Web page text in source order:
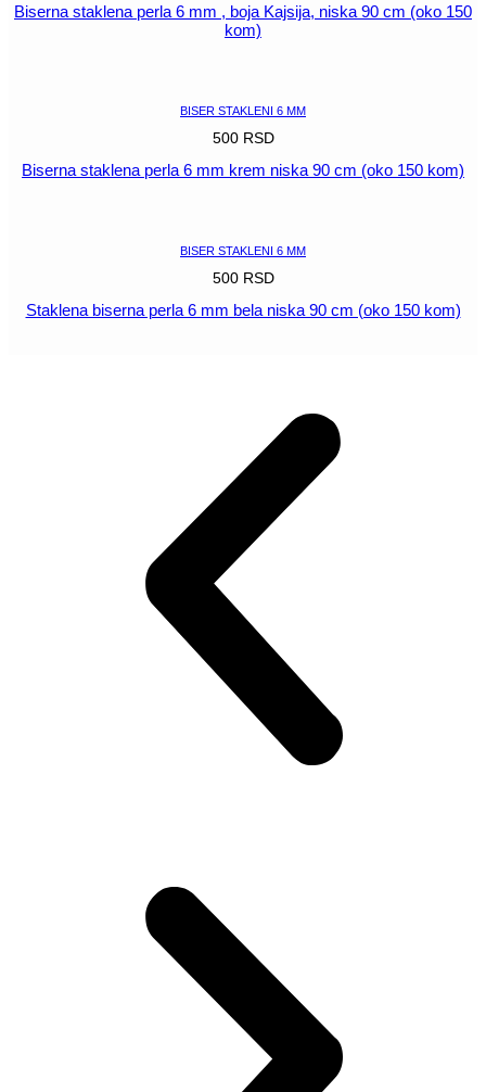
Biserna staklena perla 6 mm , boja Kajsija, niska 90 cm (oko 150
kom)
BISER STAKLENI 6 MM
500 RSD
Biserna staklena perla 6 mm krem niska 90 cm (oko 150 kom)
BISER STAKLENI 6 MM
500 RSD
Staklena biserna perla 6 mm bela niska 90 cm (oko 150 kom)